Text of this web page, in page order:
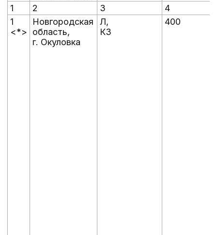
1 2 3
4
1
<*>
Новгородская
область,
г. Окуловка
Л,
КЗ
400